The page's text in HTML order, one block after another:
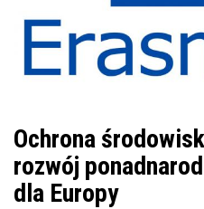
Ochrona
rozwój
dla Europy